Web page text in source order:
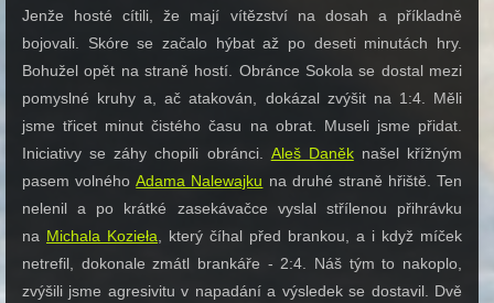
Jenže hosté cítili, že mají vítězství na dosah a příkladně
bojovali. Skóre se začalo hýbat až po deseti minutách hry.
Bohužel opět na straně hostí. Obránce Sokola se dostal mezi
pomyslné kruhy a, ač atakován, dokázal zvýšit na 1:4. Měli
jsme třicet minut čistého času na obrat. Museli jsme přidat.
Iniciativy se záhy chopili obránci. Aleš Daněknašel křížným
pasem volnéhoAdama Nalewajku na druhé straně hřiště. Ten
nelenil a po krátké zasekávačce vyslal střílenou přihrávku
na Michala Kozieła , který číhal před brankou, a i když míček
netrefil, dokonale zmátl brankáře - 2:4. Náš tým to nakoplo,
zvýšili jsme agresivitu v napadání a výsledek se dostavil. Dvě